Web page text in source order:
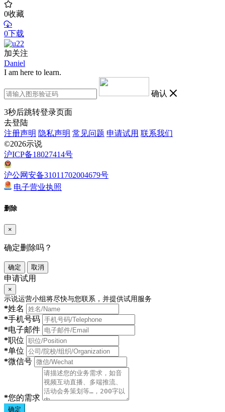
0收藏
0下载
加关注
Daniel
I am here to learn.
确认
3秒后跳转登录页面
去登陆
注册声明 隐私声明 常见问题 申请试用 联系我们
©2026示说
沪ICP备18027414号
沪公网安备31011702004679号
电子营业执照
删除
×
确定删除吗？
确定 取消
申请试用
×
示说运营小组将尽快与您联系，并提供试用服务
*姓名
*手机号码
*电子邮件
*职位
*单位
*微信号
*您的需求
确定